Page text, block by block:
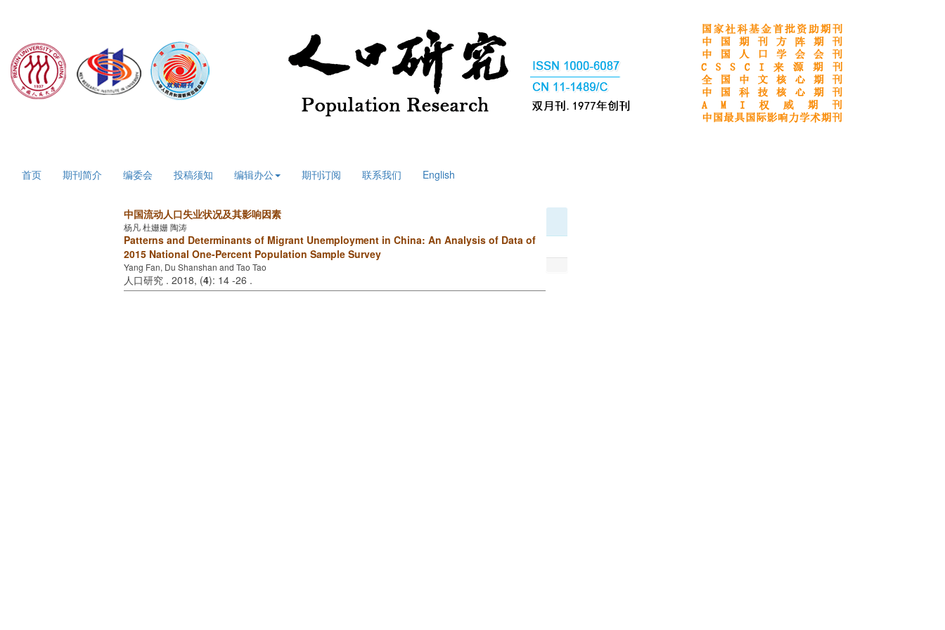
首页 期刊简介 编委会 投稿须知 编辑办公 期刊订阅 联系我们 English
中国流动人口失业状况及其影响因素
杨凡 杜姗姗 陶涛
Patterns and Determinants of Migrant Unemployment in China: An Analysis of Data of
2015 National One-Percent Population Sample Survey
Yang Fan, Du Shanshan and Tao Tao
人口研究 . 2018, (4): 14 -26 .